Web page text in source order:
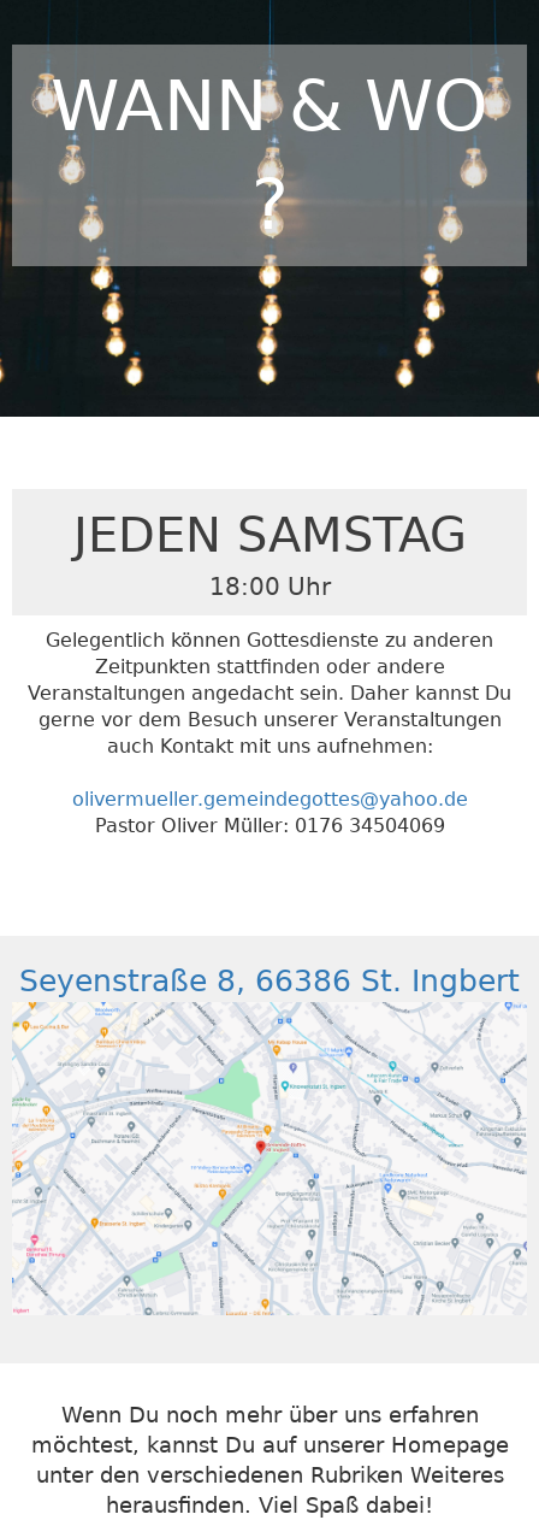
WANN & WO
?
JEDEN SAMSTAG
18:00 Uhr
Gelegentlich können Gottesdienste zu anderen
Zeitpunkten stattfinden oder andere
Veranstaltungen angedacht sein. Daher kannst Du
gerne vor dem Besuch unserer Veranstaltungen
auch Kontakt mit uns aufnehmen:
olivermueller.gemeindegottes@yahoo.de
Pastor Oliver Müller: 0176 34504069
Seyenstraße 8, 66386 St. Ingbert
Wenn Du noch mehr über uns erfahren
möchtest, kannst Du auf unserer Homepage
unter den verschiedenen Rubriken Weiteres
herausfinden. Viel Spaß dabei!